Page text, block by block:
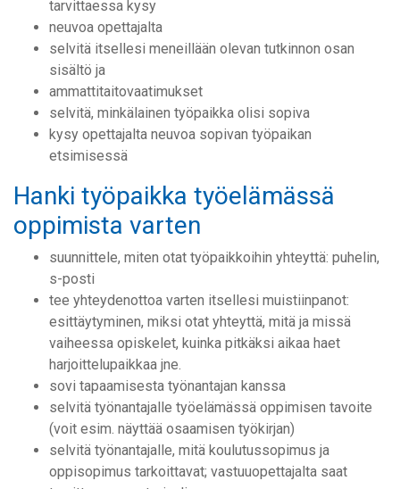
tarvittaessa kysy
neuvoa opettajalta
selvitä itsellesi meneillään olevan tutkinnon osan
sisältö ja
ammattitaitovaatimukset
selvitä, minkälainen työpaikka olisi sopiva
kysy opettajalta neuvoa sopivan työpaikan
etsimisessä
Hanki työpaikka työelämässä
oppimista varten
suunnittele, miten otat työpaikkoihin yhteyttä: puhelin,
s-posti
tee yhteydenottoa varten itsellesi muistiinpanot:
esittäytyminen, miksi otat yhteyttä, mitä ja missä
vaiheessa opiskelet, kuinka pitkäksi aikaa haet
harjoittelupaikkaa jne.
sovi tapaamisesta työnantajan kanssa
selvitä työnantajalle työelämässä oppimisen tavoite
(voit esim. näyttää osaamisen työkirjan)
selvitä työnantajalle, mitä koulutussopimus ja
oppisopimus tarkoittavat; vastuuopettajalta saat